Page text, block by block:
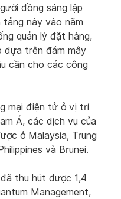
đồng sáng lập
này vào năm
quản lý đặt hàng,
dựa trên đám mây
cần cho các công
mại điện tử ở vị trí
Á, các dịch vụ của
ở Malaysia, Trung
và Brunei.
thu hút được 1,4
Management,